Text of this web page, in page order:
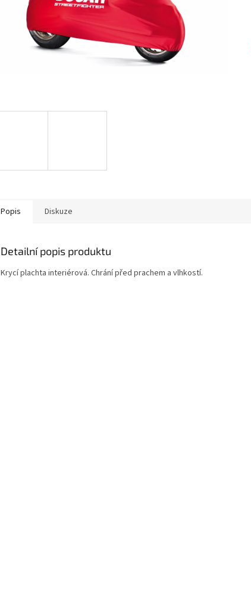
Popis Diskuze
Detailní popis produktu
Krycí plachta interiérová. Chrání před prachem a vlhkostí.